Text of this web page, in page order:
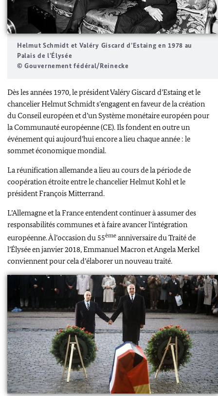
Helmut Schmidt et Valéry Giscard d’Estaing en 1978 au
Palais de l’Élysée
© Gouvernement fédéral/Reinecke
Dès les années 1970, le président Valéry Giscard d’Estaing et le
chancelier Helmut Schmidt s’engagent en faveur de la création
du Conseil européen et d’un Système monétaire européen pour
la Communauté européenne (CE). Ils fondent en outre un
événement qui aujourd’hui encore a lieu chaque année : le
sommet économique mondial.
La réunification allemande a lieu au cours de la période de
coopération étroite entre le chancelier Helmut Kohl et le
président François Mitterrand.
L’Allemagne et la France entendent continuer à assumer des
responsabilités communes et à faire avancer l’intégration
européenne. À l’occasion du 55èmeanniversaire du Traité de
l’Élysée en janvier 2018, Emmanuel Macron et Angela Merkel
conviennent pour cela d’élaborer un nouveau traité.